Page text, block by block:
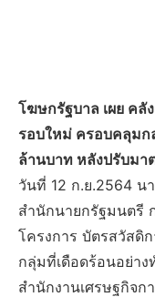
โฆษกรัฐบาล เผย คลั
รอบใหม่ ครอบคลุม
ล้านบาท หลังปรับมา
วันที่ 12 ก.ย.2564 น
สำนักนายกรัฐมนตรี
โครงการ บัตรสวัสดิ
กลุ่มที่เดือดร้อนอย่าง
สำนักงานเศรษฐกิจก